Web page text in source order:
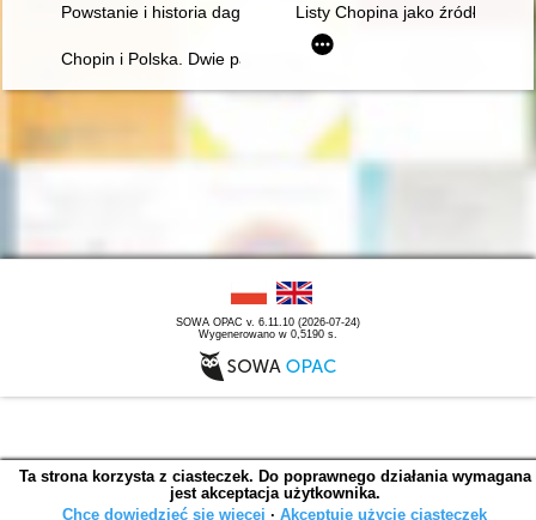
Powstanie i historia dagerotypowych wizerunków Fryderyka
Listy Chopina jako źródło
Chopin i Polska. Dwie pasje życia Gastona Belotti [1920-1985]
SOWA OPAC v. 6.11.10 (2026-07-24)
Wygenerowano w 0,5190 s.
Ta strona korzysta z ciasteczek. Do poprawnego działania wymagana
jest akceptacja użytkownika.
Chcę dowiedzieć się więcej ∙ Akceptuję użycie ciasteczek